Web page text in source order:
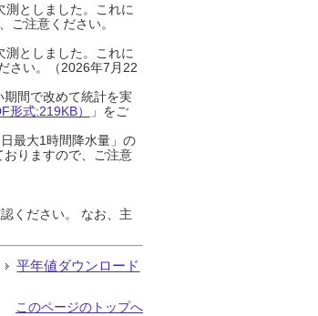
としました。これに
ご注意ください。
としました。これに
さい。（2026年7月22
間で改めて統計を実
形式:219KB）
」をご
最大1時間降水量」の
おりますので、ご注意
ください。 なお、主
平年値ダウンロード
このページのトップへ